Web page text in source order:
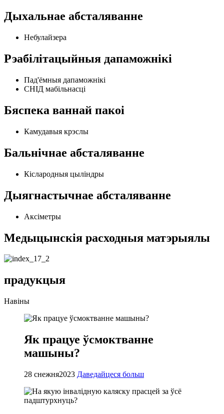
Дыхальнае абсталяванне
Небулайзера
Рэабілітацыйныя дапаможнікі
Пад'ёмныя дапаможнікі
СНІД мабільнасці
Бяспека ваннай пакоі
Камудавыя крэслы
Бальнічнае абсталяванне
Кіслародныя цыліндры
Дыягнастычнае абсталяванне
Аксіметры
Медыцынскія расходныя матэрыялы
прадукцыя
Навіны
Як працуе ўсмоктванне
машыны?
28 снежня2023 Даведайцеся больш